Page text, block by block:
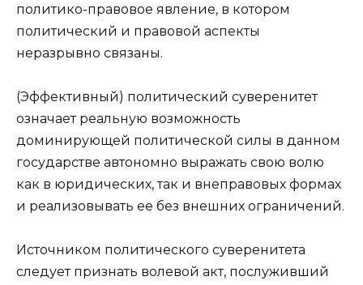
политико-правовое явление, в котором
политический и правовой аспекты
неразрывно связаны.
(Эффективный) политический суверенитет
означает реальную возможность
доминирующей политической силы в данном
государстве автономно выражать свою волю
как в юридических, так и внеправовых формах
и реализовывать ее без внешних ограничений.
Источником политического суверенитета
следует признать волевой акт, послуживший